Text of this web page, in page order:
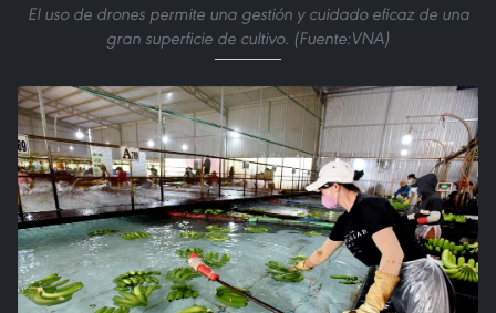
El uso de drones permite una gestión y cuidado eficaz de una
gran superficie de cultivo. (Fuente:VNA)